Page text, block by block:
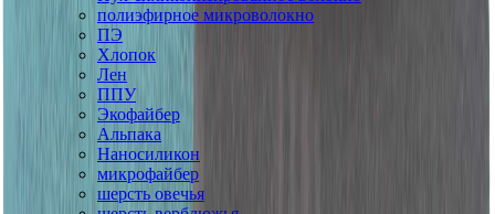
полиэфирное микроволокно
ПЭ
Хлопок
Лен
ППУ
Экофайбер
Альпака
Наносиликон
микрофайбер
шерсть овечья